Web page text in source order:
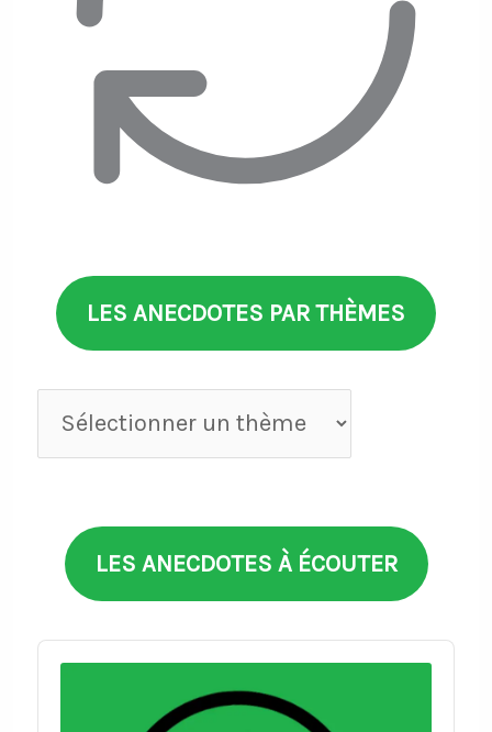
LES ANECDOTES PAR THÈMES
Anecdotes
par
LES ANECDOTES À ÉCOUTER
Audio
Player